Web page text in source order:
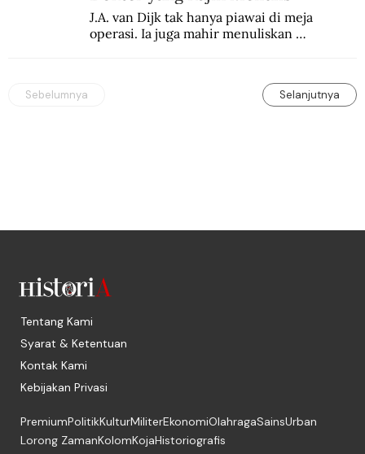
J.A. van Dijk tak hanya piawai di meja
operasi. Ia juga mahir menuliskan
Sebelumnya Selanjutnya
Tentang Kami
Syarat & Ketentuan
Kontak Kami
Kebijakan Privasi
PremiumPolitikKulturMiliterEkonomiOlahragaSainsUrban
Lorong ZamanKolomKojaHistoriografis